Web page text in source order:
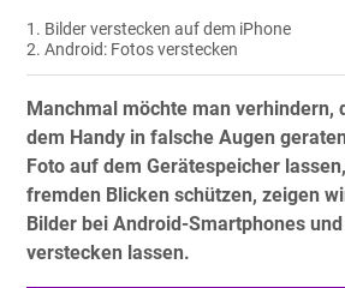
Bilder verstecken auf dem iPhone
Android: Fotos verstecken
Manchmal möchte man verhindern,
dem Handy in falsche Augen
Foto auf dem Gerätespeicher
fremden Blicken schützen, zeigen
Bilder bei Android-Smartphones
verstecken lassen.